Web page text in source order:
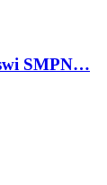
SMPN…